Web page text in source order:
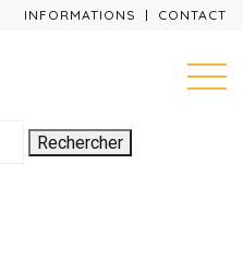
INFORMATIONS CONTACT